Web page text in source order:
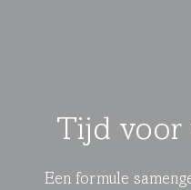
Tijd voor
Een formule